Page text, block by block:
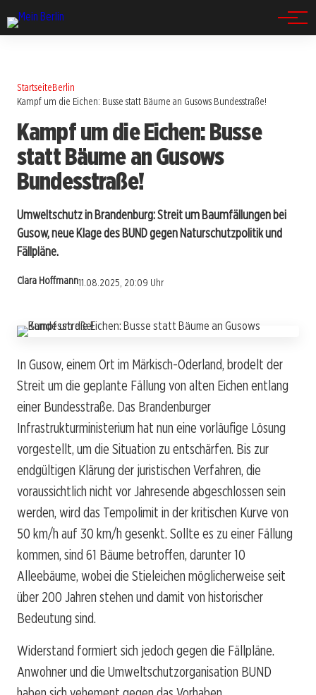
StartseiteBerlin
Kampf um die Eichen: Busse statt Bäume an Gusows Bundesstraße!
Kampf um die Eichen: Busse
statt Bäume an Gusows
Bundesstraße!
Umweltschutz in Brandenburg: Streit um Baumfällungen bei
Gusow, neue Klage des BUND gegen Naturschutzpolitik und
Fällpläne.
Clara Hoffmann11.08.2025, 20:09 Uhr
In Gusow, einem Ort im Märkisch-Oderland, brodelt der
Streit um die geplante Fällung von alten Eichen entlang
einer Bundesstraße. Das Brandenburger
Infrastrukturministerium hat nun eine vorläufige Lösung
vorgestellt, um die Situation zu entschärfen. Bis zur
endgültigen Klärung der juristischen Verfahren, die
voraussichtlich nicht vor Jahresende abgeschlossen sein
werden, wird das Tempolimit in der kritischen Kurve von
50 km/h auf 30 km/h gesenkt. Sollte es zu einer Fällung
kommen, sind 61 Bäume betroffen, darunter 10
Alleebäume, wobei die Stieleichen möglicherweise seit
über 200 Jahren stehen und damit von historischer
Bedeutung sind.
Widerstand formiert sich jedoch gegen die Fällpläne.
Anwohner und die Umweltschutzorganisation BUND